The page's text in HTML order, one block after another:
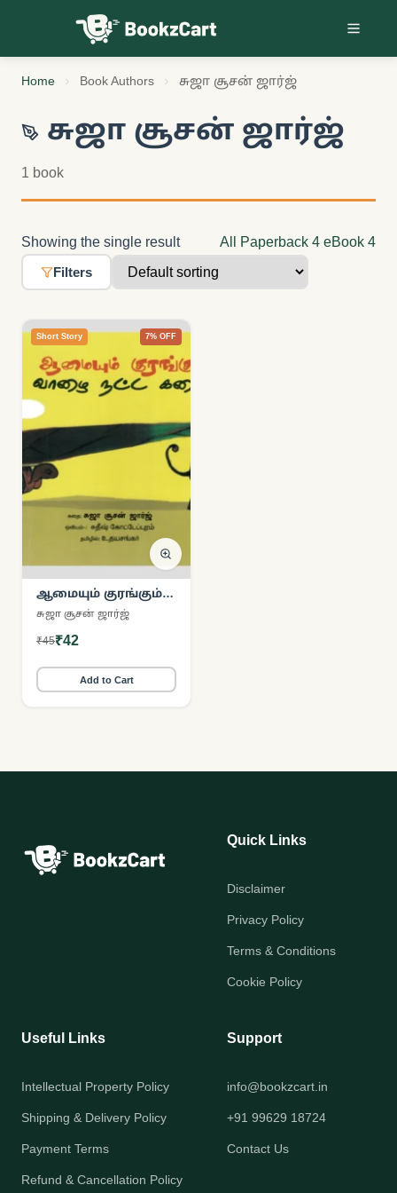
Skip to content
Home Book Authors சுஜா சூசன் ஜார்ஜ்
சுஜா சூசன் ஜார்ஜ்
1 book
Showing the single result All Paperback 4 eBook 4
Filters
Short Story 7% OFF
ஆமையும் குரங்கும்
வாழை நட்ட கதை
சுஜா சூசன் ஜார்ஜ்
₹45₹42
Add to Cart
Quick Links
Disclaimer
Privacy Policy
Terms & Conditions
Cookie Policy
Useful Links
Intellectual Property Policy
Shipping & Delivery Policy
Payment Terms
Refund & Cancellation Policy
Support
info@bookzcart.in
+91 99629 18724
Contact Us